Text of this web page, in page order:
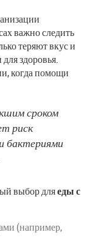
важно следить
теряют вкус и
здоровья.
когда помощи
сроком
риск
бактериями
выбор дляеды с
(например,